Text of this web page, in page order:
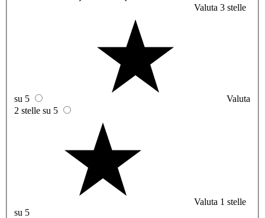
Valuta 3 stelle
su 5
Valuta
2 stelle su 5
Valuta 1 stelle
su 5